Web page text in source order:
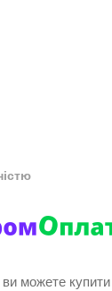
ви можете